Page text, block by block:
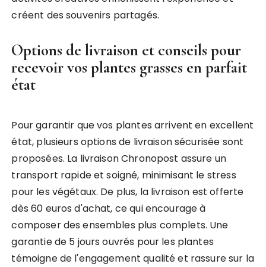
créent des souvenirs partagés.
Options de livraison et conseils pour
recevoir vos plantes grasses en parfait
état
Pour garantir que vos plantes arrivent en excellent
état, plusieurs options de livraison sécurisée sont
proposées. La livraison Chronopost assure un
transport rapide et soigné, minimisant le stress
pour les végétaux. De plus, la livraison est offerte
dès 60 euros d'achat, ce qui encourage à
composer des ensembles plus complets. Une
garantie de 5 jours ouvrés pour les plantes
témoigne de l'engagement qualité et rassure sur la